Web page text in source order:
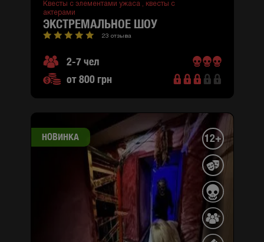
Квесты с элементами ужаса ,
квесты с
актерами
ЭКСТРЕМАЛЬНОЕ ШОУ
23 отзыва
2-7 чел
от 800 грн
НОВИНКА 12+